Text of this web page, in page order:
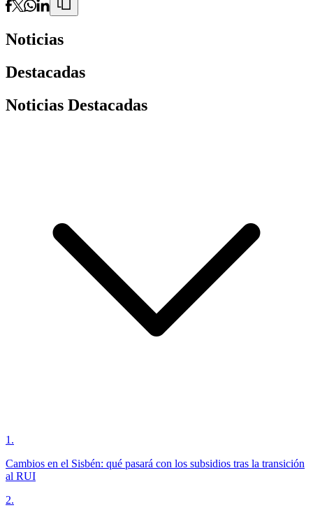
Noticias
Destacadas
Noticias Destacadas
1 .
Cambios en el Sisbén: qué pasará con los subsidios tras la transición
al RUI
2.